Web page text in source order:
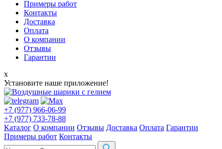
Примеры работ
Контакты
Доставка
Оплата
О компании
Отзывы
Гарантии
x
Установите наше приложение!
+7 (977) 966-06-99
+7 (977) 733-78-88
Каталог О компании Отзывы Доставка Оплата Гарантии
Примеры работ Контакты